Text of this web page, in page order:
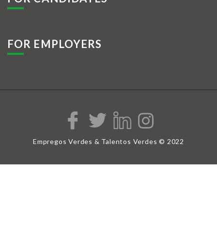
FOR EMPLOYERS
Empregos Verdes & Talentos Verdes © 2022